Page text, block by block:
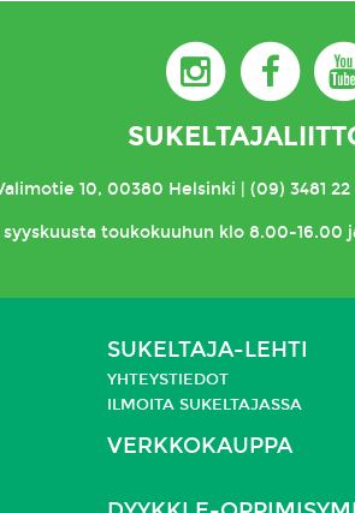
10, 00380 Helsinki | (09) 3481
toukokuuhun klo 8.00-16.00
SUKELTAJA-LEHTI
YHTEYSTIEDOT
ILMOITA SUKELTAJASSA
VERKKOKAUPPA